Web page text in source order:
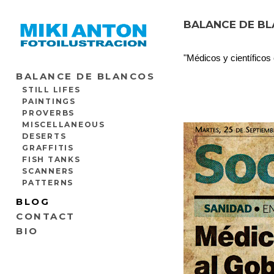
BALANCE DE BLANCOS
STILL LIFES
PAINTINGS
PROVERBS
MISCELLANEOUS
DESERTS
GRAFFITIS
FISH TANKS
SCANNERS
PATTERNS
BLOG
CONTACT
BIO
BALANCE DE
"Médicos y científicos